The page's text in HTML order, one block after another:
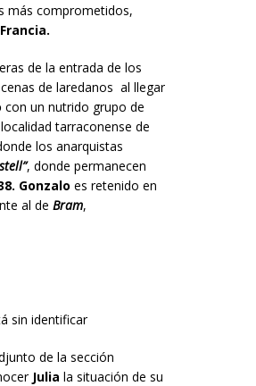
más comprometidos,
Francia.
de la entrada de los
de laredanos al llegar
con un nutrido grupo de
tarraconense de
los anarquistas
, donde permanecen
Gonzalo es retenido en
al de Bram,
sin identificar
de la sección
Julia la situación de su